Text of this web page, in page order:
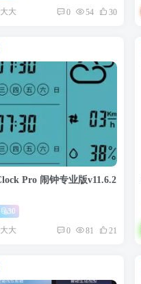
大 0 54 30
Pro 闹钟专业版v11.6.2
30
大 0 81 21